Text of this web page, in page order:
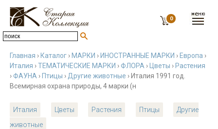
0
Главная › Каталог › МАРКИ › ИНОСТРАННЫЕ МАРКИ › Европа ›
Италия ›ТЕМАТИЧЕСКИЕ МАРКИ ›ФЛОРА › Цветы › Растения
›ФАУНА › Птицы › Другие животные › Италия 1991 год.
Всемирная охрана природы, 4 марки (н
Италия Цветы Растения Птицы
Другие
животные